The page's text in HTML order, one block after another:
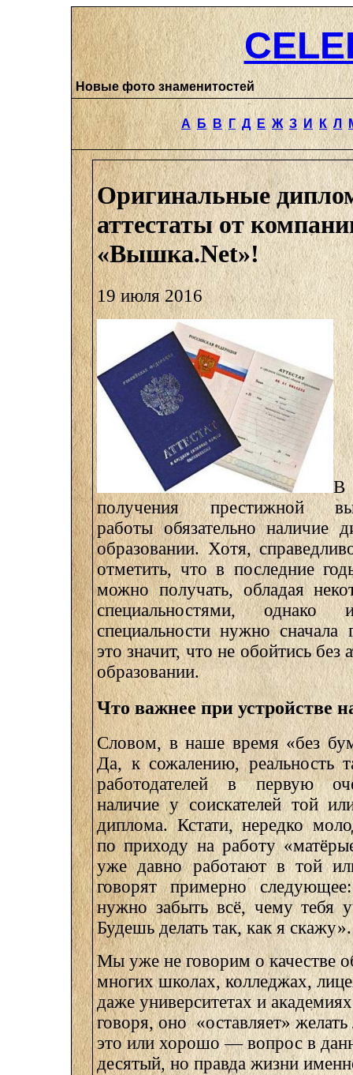
Новые фото знаменитостей
А Б В Г Д Е Ж З И К Л
Оригинальные
аттестаты от
«Вышка.Net»!
19 июля 2016
В
получения престижной
работы обязательно наличие
образовании. Хотя,
отметить, что в последние
можно получать, обладая
специальностями,
специальности нужно сначала
это значит, что не обойтись без
образовании.
Что важнее при устройстве
Словом, в наше время «без
Да, к сожалению, реальность
работодателей в первую
наличие у соискателей той
диплома. Кстати, нередко
по приходу на работу
уже давно работают в той
говорят примерно
нужно забыть всё, чему тебя
Будешь делать так, как я скажу».
Мы уже не говорим о качестве
многих школах, колледжах,
даже университетах и
говоря, оно «оставляет»
это или хорошо — вопрос в
десятый, но правда жизни